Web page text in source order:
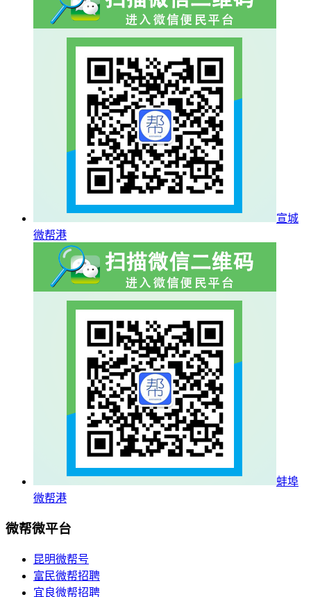
宣城
微帮港
蚌埠
微帮港
微帮微平台
昆明微帮号
富民微帮招聘
宜良微帮招聘